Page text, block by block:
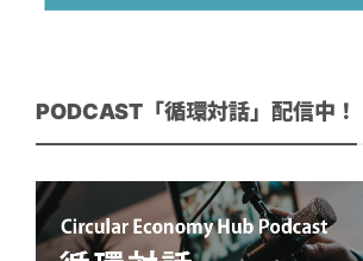
PODCAST「循環対話」配信中！